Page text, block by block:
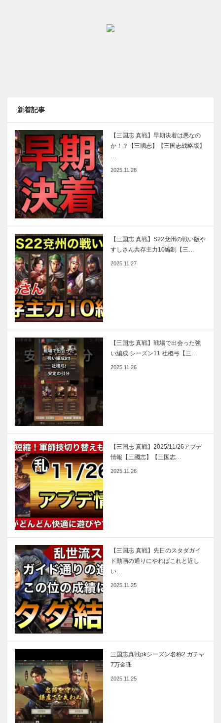
新着記事
【三国志 真戦】早期決着は悪なの
か！？【三國志】【三国志战略版】
…
2025.11.28
【三国志 真戦】S22兗州の戦い版や
すしさん共存主力10編制【三…
2025.11.27
【三国志 真戦】戦場で出会った強
い編成 シーズン11 社稷弓【三…
2025.11.26
【三国志 真戦】2025/11/26アプデ
情報【三國志】【三国志…
2025.11.26
【三国志 真戦】先日のスタダガイ
ド動画の通りにやればこれと近し
い…
2025.11.25
三国志真戦pkシーズン名称2 ガチャ
7万金珠
2025.11.25